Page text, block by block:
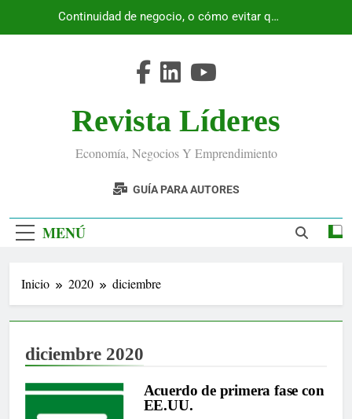
Continuidad de negocio, o cómo evitar que
Revista Líderes
Economía, Negocios Y Emprendimiento
GUÍA PARA AUTORES
MENÚ
Inicio 2020 diciembre
diciembre 2020
Acuerdo de primera fase con
EE.UU.